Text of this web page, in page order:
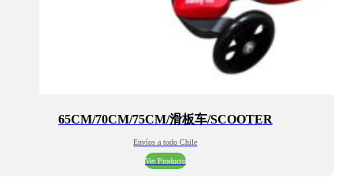
65CM/70CM/75CM/滑板车/SCOOTER
Envíos a todo Chile
Ver Producto